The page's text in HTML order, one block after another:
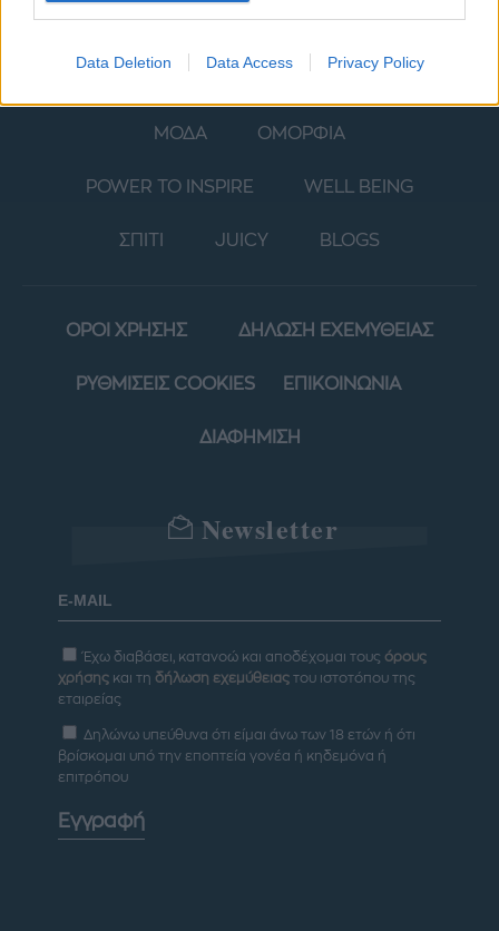
Data Deletion Data Access Privacy Policy
ΜΟΔΑ ΟΜΟΡΦΙΑ
POWER TO INSPIRE WELL BEING
ΣΠΙΤΙ JUICY BLOGS
ΟΡΟΙ ΧΡΗΣΗΣ ΔΗΛΩΣΗ ΕΧΕΜΥΘΕΙΑΣ
ΡΥΘΜΙΣΕΙΣ COOKIES ΕΠΙΚΟΙΝΩΝΙΑ
ΔΙΑΦΗΜΙΣΗ
Newsletter
Έχω διαβάσει, κατανοώ και αποδέχομαι τους όρους
χρήσης και τη δήλωση εχεμύθειας του ιστοτόπου της
εταιρείας
Δηλώνω υπεύθυνα ότι είμαι άνω των 18 ετών ή ότι
βρίσκομαι υπό την εποπτεία γονέα ή κηδεμόνα ή
επιτρόπου
Εγγραφή